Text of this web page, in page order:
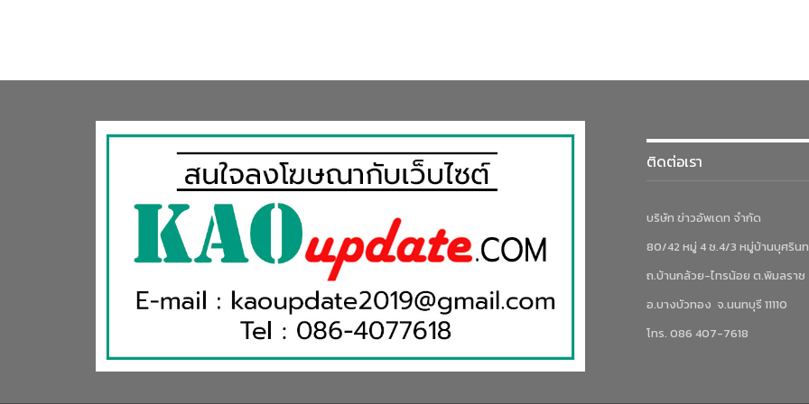
ติดต่อเรา
บริษัท ข่าวอัพเดท จำกัด
80/42 หมู่ 4 ซ.4/3 หมู่บ้านบุศริน
ถ.บ้านกล้วย-ไทรน้อย ต.พิมลราช
อ.บางบัวทอง จ.นนทบุรี 11110
โทร. 086 407-7618